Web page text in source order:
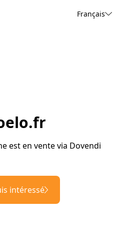
Français
est en vente via Dovendi
intéressé